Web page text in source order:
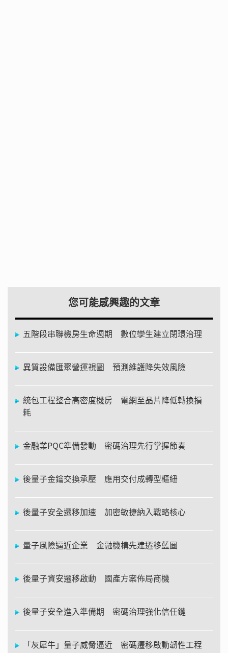
您可能感興趣的文章
五階段串聯機房生命週期 數位孿生建立閉環治理
異質設備匯聚營運視圖 預測維護降失效風險
統包工程整合高密度機房 電網至晶片降低轉換損
耗
金融業PQC準備發動 密碼治理先行掌握節奏
後量子金鑰交換承壓 應用交付成轉型樞紐
後量子安全遷移加速 加密敏捷納入戰略核心
量子風險逼近企業 金融機構先建遷移藍圖
後量子資安遷移啟動 國產方案佈局商機
後量子安全進入準備期 密碼治理強化信任鏈
「灰犀牛」量子威脅逼近 密碼遷移啟動韌性工程